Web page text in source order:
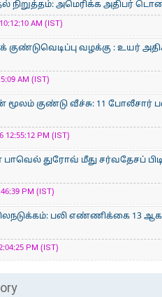
நிறுத்தம்: அமெரிக்க அதிபர்
AM (IST)
வழக்கு : உயர்
AM (IST)
மூலம் குண்டு வீச்சு: 11 போலீசார்
PM (IST)
பாவெல் துரோவ் மீது சர்வதேசப்
PM (IST)
பலி எண்ணிக்கை 13 ஆக
PM (IST)